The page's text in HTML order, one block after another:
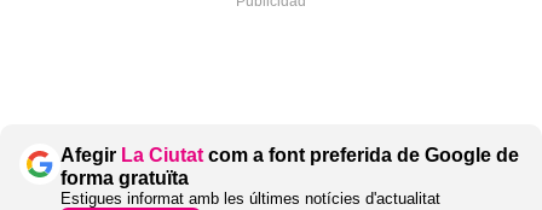
Afegir La Ciutatcom a font preferida de Google de
forma gratuïta
Estigues informat amb les últimes notícies d'actualitat